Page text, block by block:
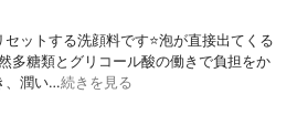
ットする洗顔料です⭐泡が直接出てくる
多糖類とグリコール酸の働きで負担をか
、潤い…続きを見る